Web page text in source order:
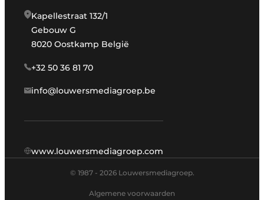
Kapellestraat 132/1
Gebouw G
8020 Oostkamp België
+32 50 36 81 70
info@louwersmediagroep.be
www.louwersmediagroep.com
© 1987 - 2026 Louwersmediagroep.
Algemene voorwaarden